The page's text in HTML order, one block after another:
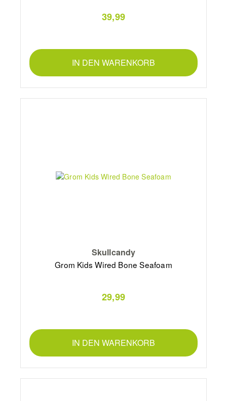
39,99
IN DEN WARENKORB
Skullcandy
Grom Kids Wired Bone Seafoam
29,99
IN DEN WARENKORB